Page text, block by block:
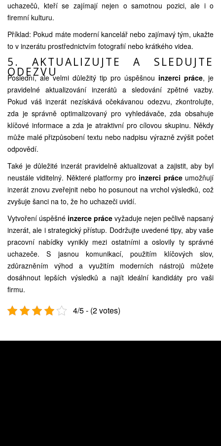
uchazečů, kteří se zajímají nejen o samotnou pozici, ale i o
firemní kulturu.
Příklad: Pokud máte moderní kancelář nebo zajímavý tým, ukažte
to v inzerátu prostřednictvím fotografií nebo krátkého videa.
5. AKTUALIZUJTE A SLEDUJTE
ODEZVU
Poslední, ale velmi důležitý tip pro úspěšnou inzerci práce, je
pravidelné aktualizování inzerátů a sledování zpětné vazby.
Pokud váš inzerát nezískává očekávanou odezvu, zkontrolujte,
zda je správně optimalizovaný pro vyhledávače, zda obsahuje
klíčové informace a zda je atraktivní pro cílovou skupinu. Někdy
může malé přizpůsobení textu nebo nadpisu výrazně zvýšit počet
odpovědí.
Také je důležité inzerát pravidelně aktualizovat a zajistit, aby byl
neustále viditelný. Některé platformy pro inzerci práceumožňují
inzerát znovu zveřejnit nebo ho posunout na vrchol výsledků, což
zvyšuje šanci na to, že ho uchazeči uvidí.
Vytvoření úspěšné inzerce práce vyžaduje nejen pečlivě napsaný
inzerát, ale i strategický přístup. Dodržujte uvedené tipy, aby vaše
pracovní nabídky vynikly mezi ostatními a oslovily ty správné
uchazeče. S jasnou komunikací, použitím klíčových slov,
zdůrazněním výhod a využitím moderních nástrojů můžete
dosáhnout lepších výsledků a najít ideální kandidáty pro vaši
firmu.
4/5 - (2 votes)